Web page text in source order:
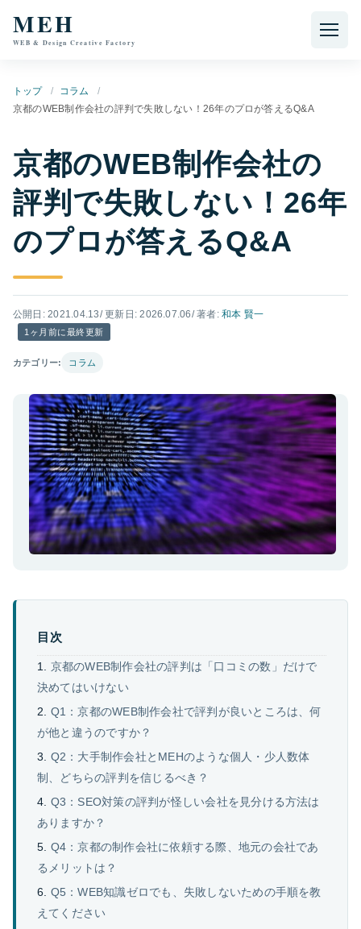
MEH
WEB & Design Creative Factory
トップ
コラム
京都のWEB制作会社の評判で失敗しない！26年のプロが答えるQ&A
京都のWEB制作会社の
評判で失敗しない！26年
のプロが答えるQ&A
公開日: 2021.04.13/ 更新日: 2026.07.06/ 著者:和本 賢一
1ヶ月前に最終更新
カテゴリー: コラム
目次
京都のWEB制作会社の評判は「口コミの数」だけで
決めてはいけない
Q1：京都のWEB制作会社で評判が良いところは、何
が他と違うのですか？
Q2：大手制作会社とMEHのような個人・少人数体
制、どちらの評判を信じるべき？
Q3：SEO対策の評判が怪しい会社を見分ける方法は
ありますか？
Q4：京都の制作会社に依頼する際、地元の会社であ
るメリットは？
Q5：WEB知識ゼロでも、失敗しないための手順を教
えてください